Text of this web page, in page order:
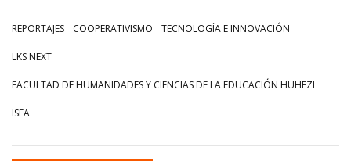
REPORTAJES COOPERATIVISMO TECNOLOGÍA E INNOVACIÓN
LKS NEXT
FACULTAD DE HUMANIDADES Y CIENCIAS DE LA EDUCACIÓN HUHEZI
ISEA